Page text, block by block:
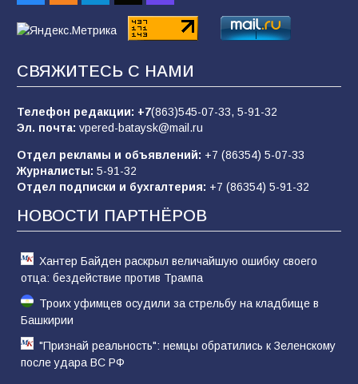
отчаяние, а не разведка
83 02.08.2026
Батайчане вышли в финал Всероссийского
конкурса «Большая перемена»
62 04.08.2026
Командовал боем до последнего: герой
61 05.08.2026
СВЯЖИТЕСЬ С НАМИ
Телефон редакции: +7(863)545-07-33, 5-91-32
Эл. почта: vpered-bataysk@mail.ru
Отдел рекламы и объявлений: +7 (86354) 5-07-33
Журналисты: 5-91-32
Отдел подписки и бухгалтерия: +7 (86354) 5-91-32
НОВОСТИ ПАРТНЁРОВ
Хантер Байден раскрыл величайшую ошибку своего
отца: бездействие против Трампа
Троих уфимцев осудили за стрельбу на кладбище в
Башкирии
"Признай реальность": немцы обратились к Зеленскому
после удара ВС РФ